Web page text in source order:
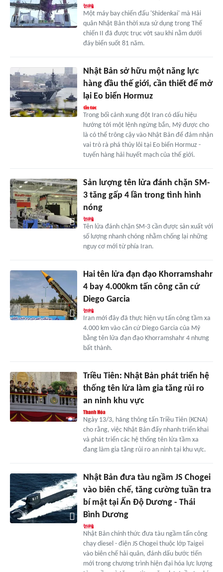
Một máy bay chiến đấu 'Shidenkai' mà Hải
quân Nhật Bản thời xưa sử dụng trong Thế
chiến II đã được trục vớt sau khi nằm dưới
đáy biển suốt 81 năm.
Nhật Bản sở hữu một năng lực
hàng đầu thế giới, cần thiết để mở
lại Eo biển Hormuz
Trong bối cảnh xung đột Iran có dấu hiệu
hướng tới một lệnh ngừng bắn, Mỹ được cho
là có thể trông cậy vào Nhật Bản để đảm nhận
vai trò rà phá thủy lôi tại Eo biển Hormuz -
tuyến hàng hải huyết mạch của thế giới.
Sản lượng tên lửa đánh chặn SM-
3 tăng gấp 4 lần trong tình hình
nóng
Tên lửa đánh chặn SM-3 cần được sản xuất với
số lượng nhanh chóng nhằm chống lại những
nguy cơ mới từ phía Iran.
Hai tên lửa đạn đạo Khorramshahr
4 bay 4.000km tấn công căn cứ
Diego Garcia
Iran mới đây đã thực hiện vụ tấn công tầm xa
4.000 km vào căn cứ Diego Garcia của Mỹ
bằng tên lửa đạn đạo Khorramshahr 4 nhưng
bất thành.
Triều Tiên: Nhật Bản phát triển hệ
thống tên lửa làm gia tăng rủi ro
an ninh khu vực
Ngày 13/3, hãng thông tấn Triều Tiên (KCNA)
cho rằng, việc Nhật Bản đẩy nhanh triển khai
và phát triển các hệ thống tên lửa tầm xa
đang làm gia tăng rủi ro an ninh tại khu vực.
Nhật Bản đưa tàu ngầm JS Chogei
vào biên chế, tăng cường tuần tra
bí mật tại Ấn Độ Dương - Thái
Bình Dương
Nhật Bản chính thức đưa tàu ngầm tấn công
chạy diesel - điện JS Chogei thuộc lớp Taigei
vào biên chế hải quân, đánh dấu bước tiến
mới trong chương trình hiện đại hóa lực lượng